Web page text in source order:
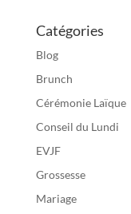
Catégories
Blog
Brunch
Cérémonie Laïque
Conseil du Lundi
EVJF
Grossesse
Mariage